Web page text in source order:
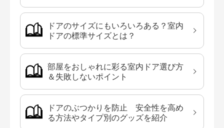
ドアのサイズにもいろいろある？室内
ドアの標準サイズとは？
部屋をおしゃれに彩る室内ドア選び方
＆失敗しないポイント
ドアのぶつかりを防止 安全性を高め
る方法やタイプ別のグッズを紹介